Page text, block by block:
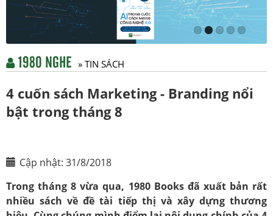
1980 NGHE » TIN SÁCH
4 cuốn sách Marketing - Branding nổi
bật trong tháng 8
Cập nhật: 31/8/2018
Trong tháng 8 vừa qua, 1980 Books đã xuất bản rất
nhiều sách về đề tài tiếp thị và xây dựng thương